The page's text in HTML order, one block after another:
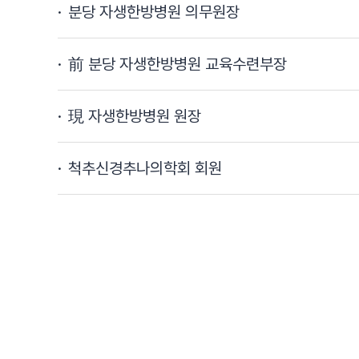
분당 자생한방병원 의무원장
前 분당 자생한방병원 교육수련부장
現 자생한방병원 원장
척추신경추나의학회 회원